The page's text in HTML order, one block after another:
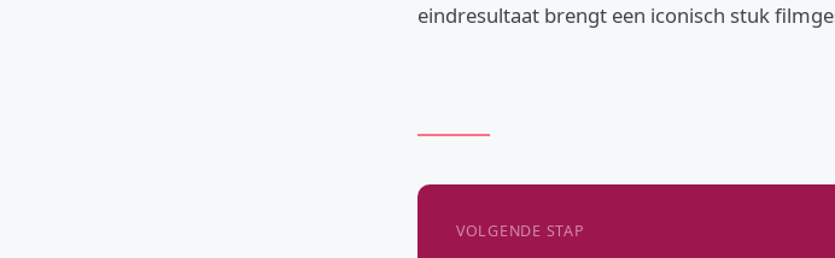
eindresultaat brengt een iconisch stuk
VOLGENDE STAP